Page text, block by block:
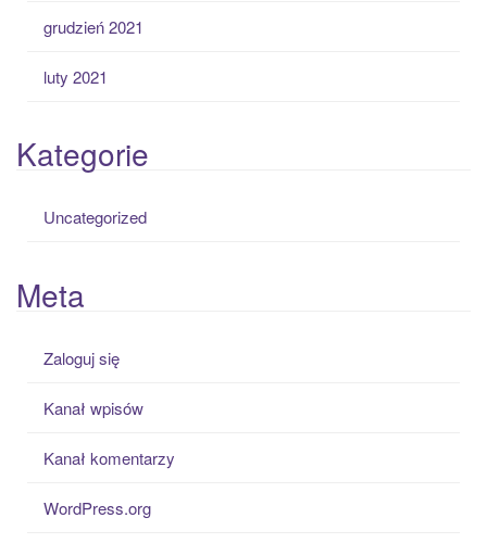
grudzień 2021
luty 2021
Kategorie
Uncategorized
Meta
Zaloguj się
Kanał wpisów
Kanał komentarzy
WordPress.org